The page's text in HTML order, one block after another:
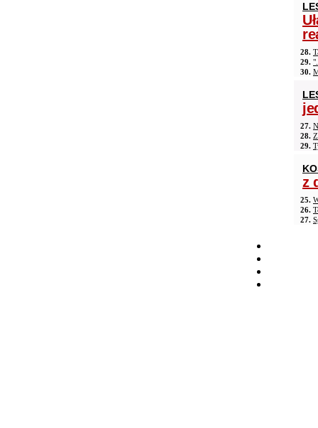
28.
29.
30.
27.
28.
29.
z
25.
26.
27.